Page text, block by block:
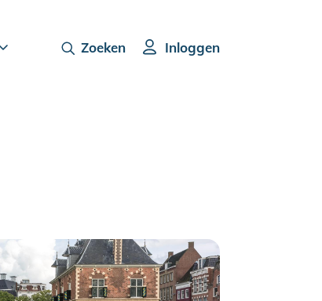
Zoeken Inloggen